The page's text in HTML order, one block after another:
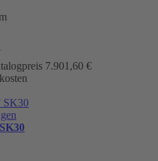
7.901,60 €